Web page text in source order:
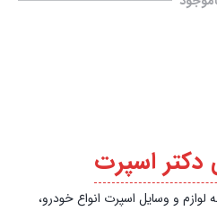
دکتر اسپرت
لوازم و وسایل اسپرت انواع خودرو،